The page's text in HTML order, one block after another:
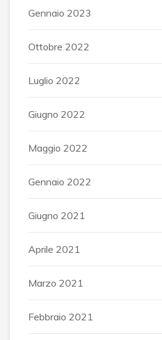
Gennaio 2023
Ottobre 2022
Luglio 2022
Giugno 2022
Maggio 2022
Gennaio 2022
Giugno 2021
Aprile 2021
Marzo 2021
Febbraio 2021